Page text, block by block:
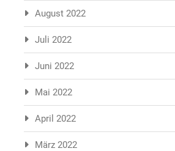
August 2022
Juli 2022
Juni 2022
Mai 2022
April 2022
März 2022